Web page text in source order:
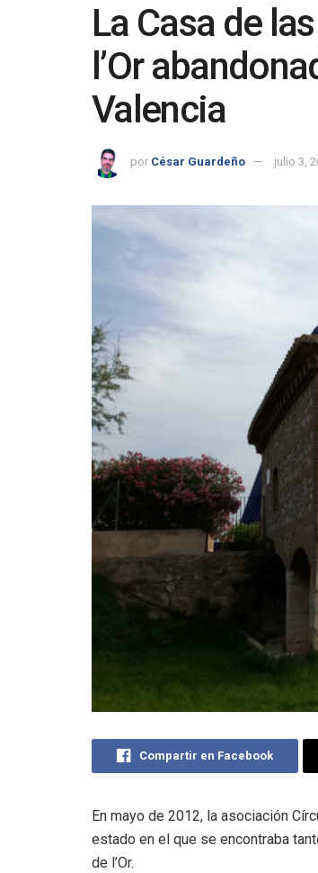
La Casa de
l’Or
Valencia
por César Guardeño julio 3,
Compartir en Facebook
En mayo de 2012, la asociación
estado en el que se encontraba
de l’Or.